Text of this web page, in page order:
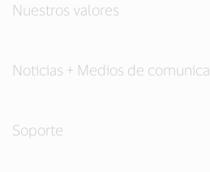
Nuestros valores
Noticias + Medios de
Soporte